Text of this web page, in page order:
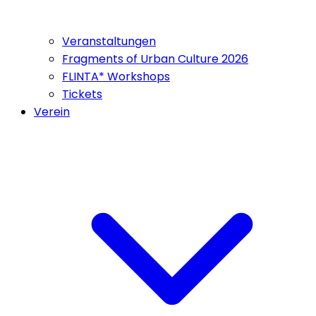
Veranstaltungen
Fragments of Urban Culture 2026
FLINTA* Workshops
Tickets
Verein